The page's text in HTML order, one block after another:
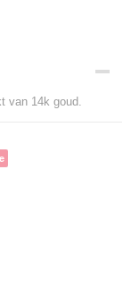
van 14k goud.